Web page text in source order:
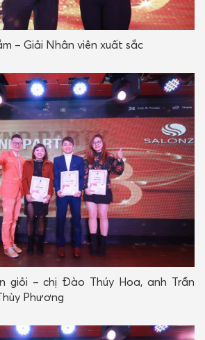
– Giải Nhân viên xuất sắc
giỏi – chị Đào Thúy Hoa, anh Trần
Phương